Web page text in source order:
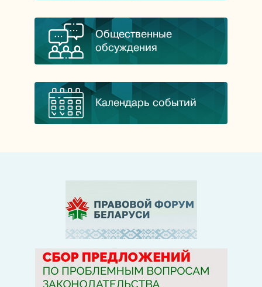
Общественные
обсуждения
Календарь событий